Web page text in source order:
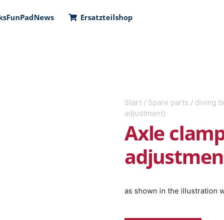
FunPadNews Ersatzteilshop
Start / Spare parts / diving
adjustment)
Axle
as shown in the illustration